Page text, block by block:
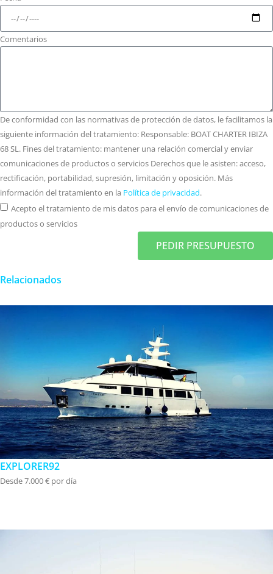
Comentarios
De conformidad con las normativas de protección de datos, le facilitamos la
siguiente información del tratamiento: Responsable: BOAT CHARTER IBIZA
68 SL. Fines del tratamiento: mantener una relación comercial y enviar
comunicaciones de productos o servicios Derechos que le asisten: acceso,
rectificación, portabilidad, supresión, limitación y oposición. Más
información del tratamiento en la Política de privacidad.
Acepto el tratamiento de mis datos para el envío de comunicaciones de
productos o servicios
PEDIR PRESUPUESTO
Relacionados
EXPLORER92
Desde 7.000 € por día